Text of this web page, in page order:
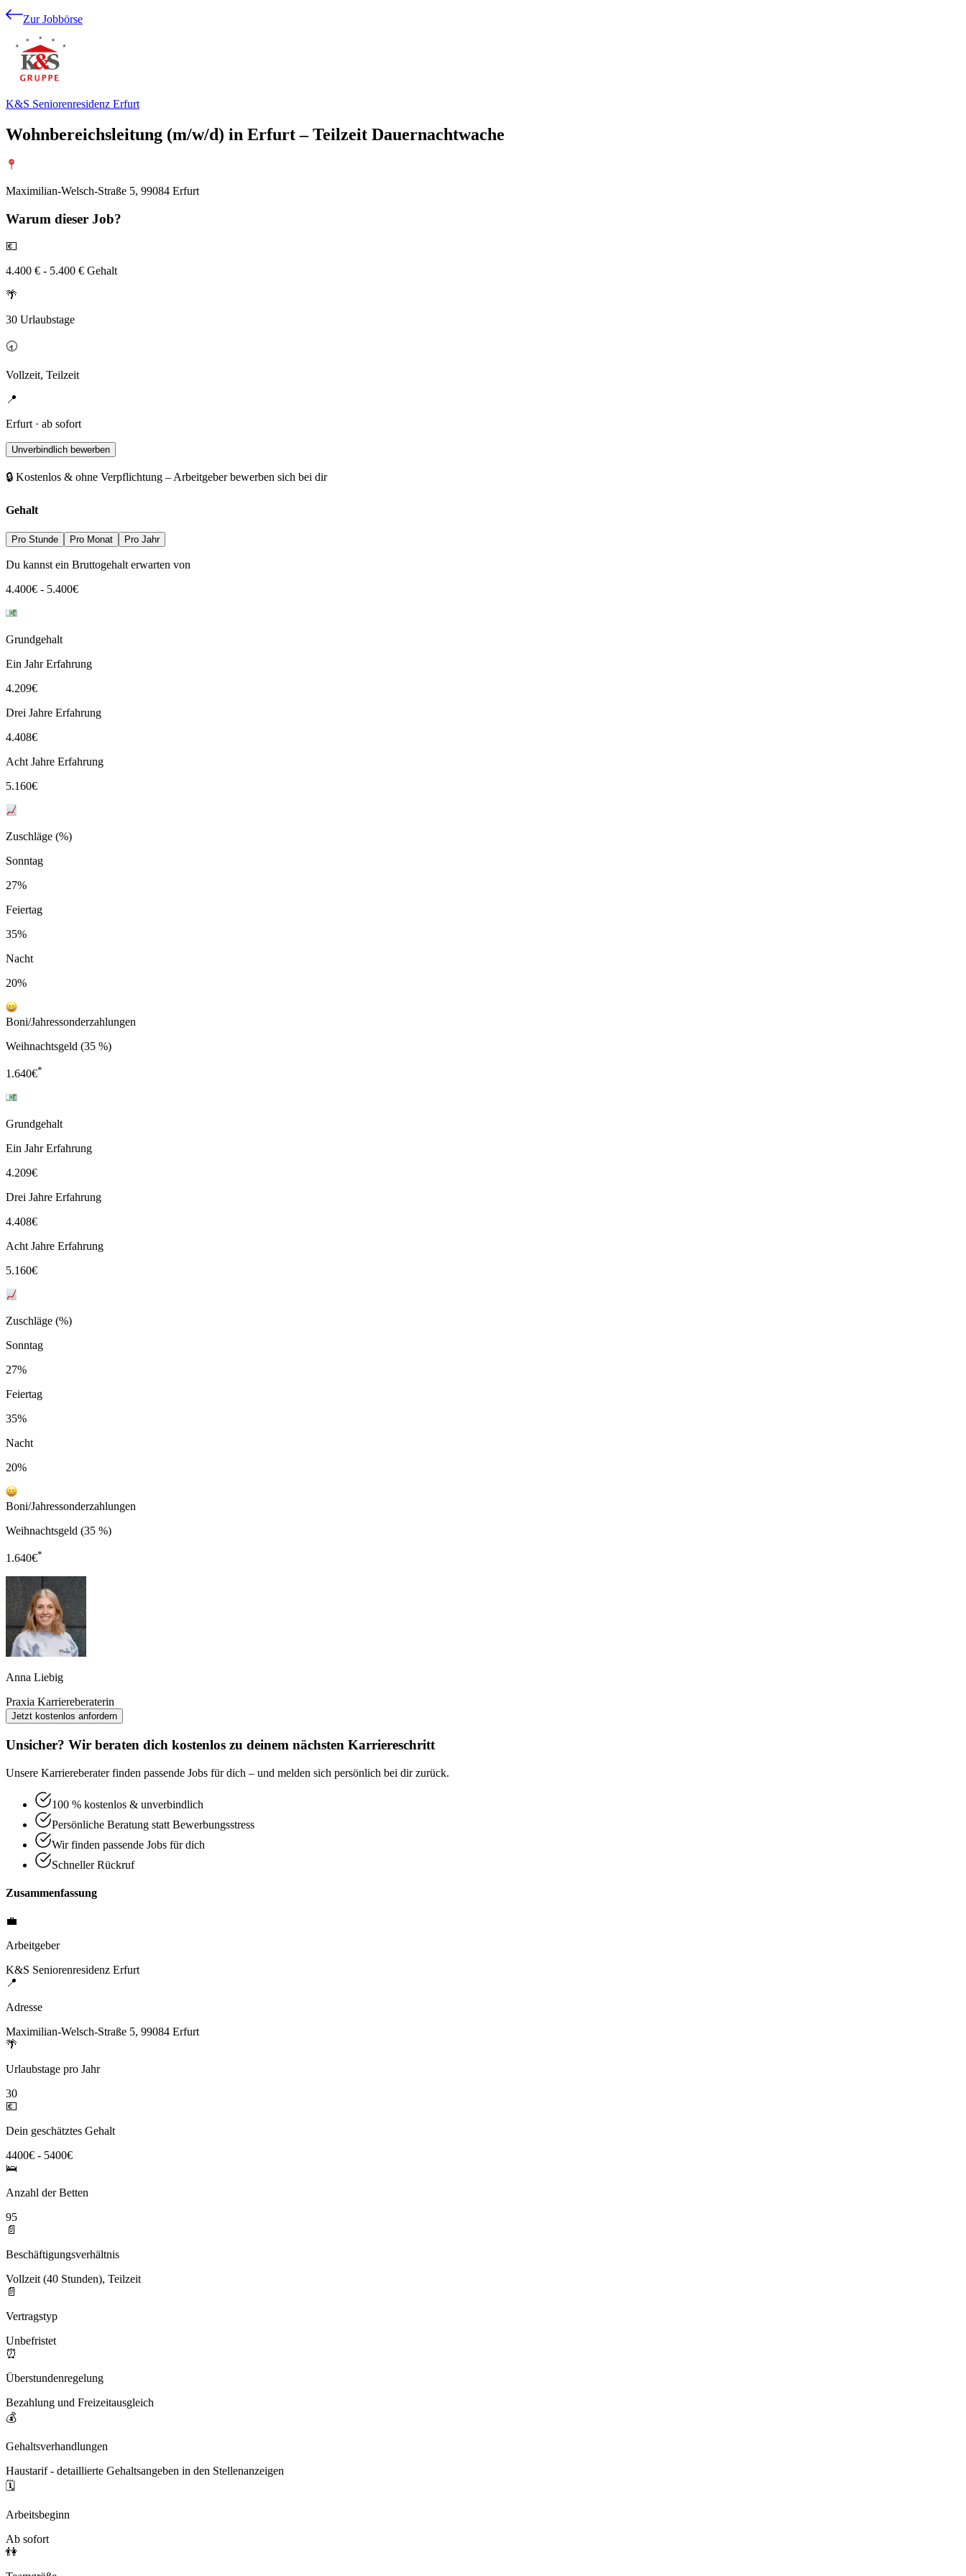
Zur Jobbörse
K&S Seniorenresidenz Erfurt
Wohnbereichsleitung (m/w/d) in Erfurt – Teilzeit Dauernachtwache
Maximilian-Welsch-Straße 5, 99084 Erfurt
Warum dieser Job?
💶
4.400 € - 5.400 € Gehalt
🌴
30 Urlaubstage
🕣
Vollzeit, Teilzeit
📍
Erfurt · ab sofort
Unverbindlich bewerben
🔒 Kostenlos & ohne Verpflichtung – Arbeitgeber bewerben sich bei dir
Gehalt
Pro Stunde Pro Monat Pro Jahr
Du kannst ein Bruttogehalt erwarten von
4.400€ - 5.400€
Grundgehalt
Ein Jahr Erfahrung
4.209€
Drei Jahre Erfahrung
4.408€
Acht Jahre Erfahrung
5.160€
Zuschläge (%)
Sonntag
27%
Feiertag
35%
Nacht
20%
Boni/Jahressonderzahlungen
Weihnachtsgeld (35 %)
1.640€*
Grundgehalt
Ein Jahr Erfahrung
4.209€
Drei Jahre Erfahrung
4.408€
Acht Jahre Erfahrung
5.160€
Zuschläge (%)
Sonntag
27%
Feiertag
35%
Nacht
20%
Boni/Jahressonderzahlungen
Weihnachtsgeld (35 %)
1.640€*
Anna Liebig
Praxia Karriereberaterin
Jetzt kostenlos anfordern
Unsicher? Wir beraten dich kostenlos zu deinem nächsten Karriereschritt
Unsere Karriereberater finden passende Jobs für dich – und melden sich persönlich bei dir zurück.
100 % kostenlos & unverbindlich
Persönliche Beratung statt Bewerbungsstress
Wir finden passende Jobs für dich
Schneller Rückruf
Zusammenfassung
💼
Arbeitgeber
K&S Seniorenresidenz Erfurt
📍
Adresse
Maximilian-Welsch-Straße 5, 99084 Erfurt
🌴
Urlaubstage pro Jahr
30
💶
Dein geschätztes Gehalt
4400€ - 5400€
🛌
Anzahl der Betten
95
📄
Beschäftigungsverhältnis
Vollzeit (40 Stunden), Teilzeit
📄
Vertragstyp
Unbefristet
⏰
Überstundenregelung
Bezahlung und Freizeitausgleich
💰
Gehaltsverhandlungen
Haustarif - detaillierte Gehaltsangeben in den Stellenanzeigen
🗓️
Arbeitsbeginn
Ab sofort
👫